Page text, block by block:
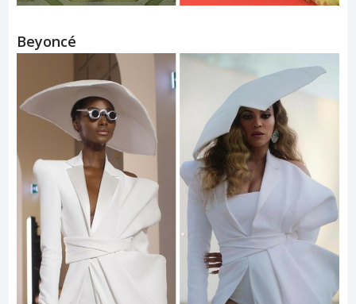
Beyoncé